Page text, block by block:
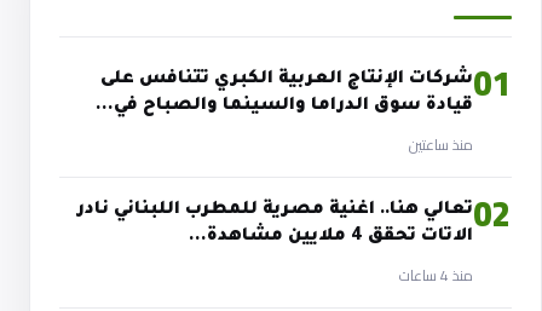
01شركات الإنتاج العربية الكبري تتنافس على
قيادة سوق الدراما والسينما والصباح في…
منذ ساعتين
02تعالي هنا.. اغنية مصرية للمطرب اللبناني نادر
الاتات تحقق 4 ملايين مشاهدة…
منذ 4 ساعات